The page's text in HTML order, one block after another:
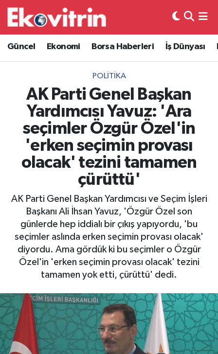
Güncel Ekonomi Borsa Haberleri İş Dünyası
POLITIKA
AK Parti Genel Başkan
Yardımcısı Yavuz: 'Ara
seçimler Özgür Özel'in
'erken seçimin provası
olacak' tezini tamamen
çürüttü'
AK Parti Genel Başkan Yardımcısı ve Seçim İşleri
Başkanı Ali İhsan Yavuz, 'Özgür Özel son
günlerde hep iddialı bir çıkış yapıyordu, 'bu
seçimler aslında erken seçimin provası olacak'
diyordu. Ama gördük ki bu seçimler o Özgür
Özel'in 'erken seçimin provası olacak' tezini
tamamen yok etti, çürüttü' dedi.
Güncel
Ekonomi
Borsa Haberleri
İş Dünyası
Lojistik
Otovitrin
Magazin
Gayrimenkul
Spor
Hava Durumu
Trafik Durumu
Süper Lig Puan Durumu ve Fikstür
Tüm Manşetler
Son Dakika Haberleri
Haber Arşivi